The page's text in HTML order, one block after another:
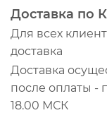
AG10201
AG1136
AMDFA1137
AP31234K
Доставка по
Для всех
доставка
Доставка
после оплаты -
18.00 МСК